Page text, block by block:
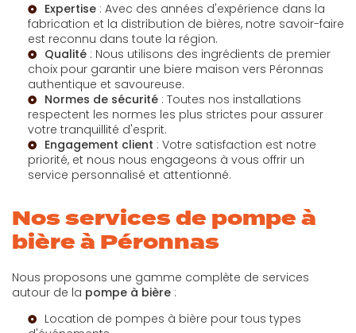
Expertise : Avec des années d'expérience dans la
fabrication et la distribution de bières, notre savoir-faire
est reconnu dans toute la région.
Qualité : Nous utilisons des ingrédients de premier
choix pour garantir une biere maison vers Péronnas
authentique et savoureuse.
Normes de sécurité : Toutes nos installations
respectent les normes les plus strictes pour assurer
votre tranquillité d'esprit.
Engagement client : Votre satisfaction est notre
priorité, et nous nous engageons à vous offrir un
service personnalisé et attentionné.
Nos services de pompe à
bière à Péronnas
Nous proposons une gamme complète de services
autour de la pompe à bière :
Location de pompes à bière pour tous types